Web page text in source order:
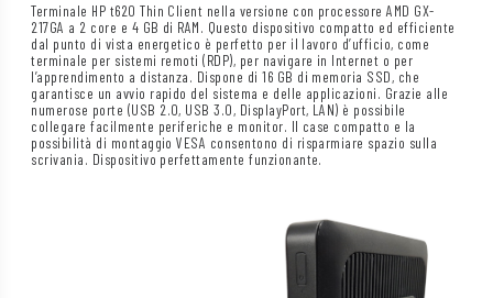
Terminale HP t620 Thin Client nella versione con processore AMD GX-
217GA a 2 core e 4 GB di RAM. Questo dispositivo compatto ed efficiente
dal punto di vista energetico è perfetto per il lavoro d’ufficio, come
terminale per sistemi remoti (RDP), per navigare in Internet o per
l’apprendimento a distanza. Dispone di 16 GB di memoria SSD, che
garantisce un avvio rapido del sistema e delle applicazioni. Grazie alle
numerose porte (USB 2.0, USB 3.0, DisplayPort, LAN) è possibile
collegare facilmente periferiche e monitor. Il case compatto e la
possibilità di montaggio VESA consentono di risparmiare spazio sulla
scrivania. Dispositivo perfettamente funzionante.